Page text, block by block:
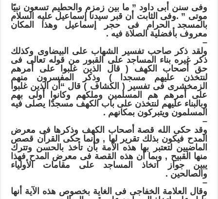
وفى سنن أبى داود ” ما بين زمزم والحطيم تسعون نبيًا
موتى ” .وفى الثابت أن قبر سيدنا إسماعيل عليه السلام
بالمسجد الحرام فى حجر إسماعيل وهذا المكان
معروف بأفضلية الصلاة فيه .
–
ولقد ذكر صاحب تفسير الشهاب على البيضاوى وكذلك
ذكر غيره بناء المساجد على القبور من قوله تعالى فى
حق أصحاب الكهف ( قال الذين غلبوا على أمرهم
لنتخذن عليهم مسجدا ) وذكر المفسرون منهم
الزمخشرى فى تفسير ( الكشاف ) قال “أن الذين غلبوا
على أمرهم هم المسلمين وملكهم وكانوا أولى بهم
وبالبناء عليهم لنتخذن على باب الكهف مسجدًا يصلى فيه
المسلمون ويتبركون بمكانهم .
–
وقد حكى الله قصة أصحاب الكهف وذكرها فى معرض
المدح فيكون بذلك تقرير لها , وإنما حكى القرآن قصص
الماضيين لتعتبر بها هذه الأمة بأن تأخذ بالحسن وتترك
منها القبيح , وبما أن هذه القصة فى معرض المدح فهذا
يبين جواز اتخاذ المساجد على مقامات الأولياء
والصالحين .
–
وقال العلامة الخفاجى فى الغاية بخصوص هذه الآية أنها